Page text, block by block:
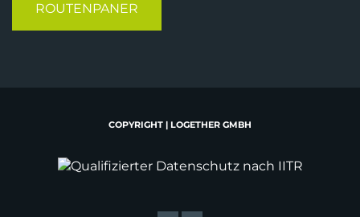
ROUTENPANER
COPYRIGHT | LOGETHER GMBH